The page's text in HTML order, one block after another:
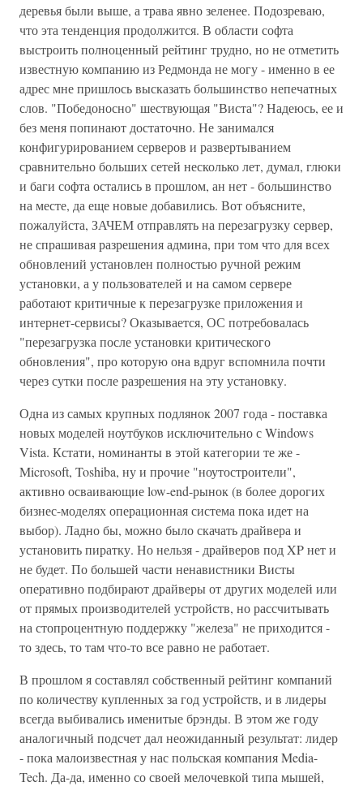
деревья были выше, а трава явно зеленее. Подозреваю,
что эта тенденция продолжится. В области софта
выстроить полноценный рейтинг трудно, но не отметить
известную компанию из Редмонда не могу - именно в ее
адрес мне пришлось высказать большинство непечатных
слов. "Победоносно" шествующая "Виста"? Надеюсь, ее и
без меня попинают достаточно. Не занимался
конфигурированием серверов и развертыванием
сравнительно больших сетей несколько лет, думал, глюки
и баги софта остались в прошлом, ан нет - большинство
на месте, да еще новые добавились. Вот объясните,
пожалуйста, ЗАЧЕМ отправлять на перезагрузку сервер,
не спрашивая разрешения админа, при том что для всех
обновлений установлен полностью ручной режим
установки, а у пользователей и на самом сервере
работают критичные к перезагрузке приложения и
интернет-сервисы? Оказывается, ОС потребовалась
"перезагрузка после установки критического
обновления", про которую она вдруг вспомнила почти
через сутки после разрешения на эту установку.
Одна из самых крупных подлянок 2007 года - поставка
новых моделей ноутбуков исключительно с Windows
Vista. Кстати, номинанты в этой категории те же -
Microsoft, Toshiba, ну и прочие "ноутостроители",
активно осваивающие low-end-рынок (в более дорогих
бизнес-моделях операционная система пока идет на
выбор). Ладно бы, можно было скачать драйвера и
установить пиратку. Но нельзя - драйверов под XP нет и
не будет. По большей части ненавистники Висты
оперативно подбирают драйверы от других моделей или
от прямых производителей устройств, но рассчитывать
на стопроцентную поддержку "железа" не приходится -
то здесь, то там что-то все равно не работает.
В прошлом я составлял собственный рейтинг компаний
по количеству купленных за год устройств, и в лидеры
всегда выбивались именитые брэнды. В этом же году
аналогичный подсчет дал неожиданный результат: лидер
- пока малоизвестная у нас польская компания Media-
Tech. Да-да, именно со своей мелочевкой типа мышей,